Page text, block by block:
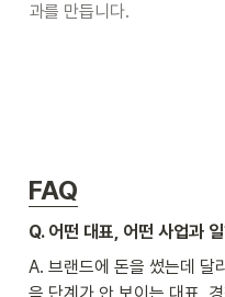
과를 만듭니다.
FAQ
Q. 어떤 대표, 어떤 사업과
A. 브랜드에 돈을 썼는데 달